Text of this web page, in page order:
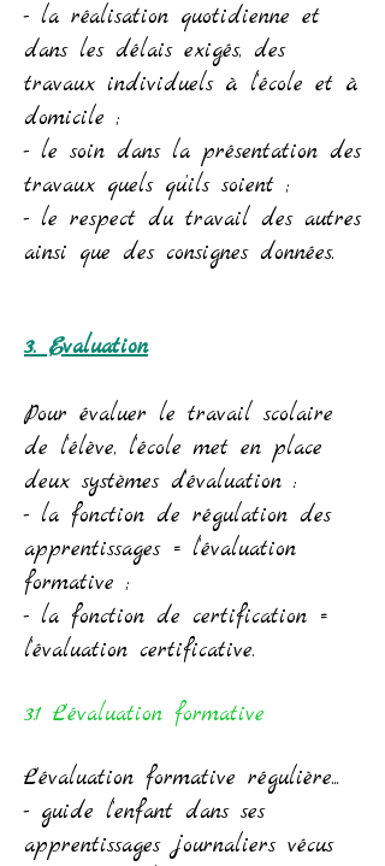
- la réalisation quotidienne et
dans les délais exigés, des
travaux individuels à l’école et à
domicile ;
- le soin dans la présentation des
travaux quels qu’ils soient ;
- le respect du travail des autres
ainsi que des consignes données.
3. Evaluation
Pour évaluer le travail scolaire
de l’élève, l’école met en place
deux systèmes d’évaluation :
- la fonction de régulation des
apprentissages = l’évaluation
formative ;
- la fonction de certification =
l’évaluation certificative.
3.1 L’évaluation formative
L’évaluation formative régulière...
- guide l’enfant dans ses
apprentissages journaliers vécus